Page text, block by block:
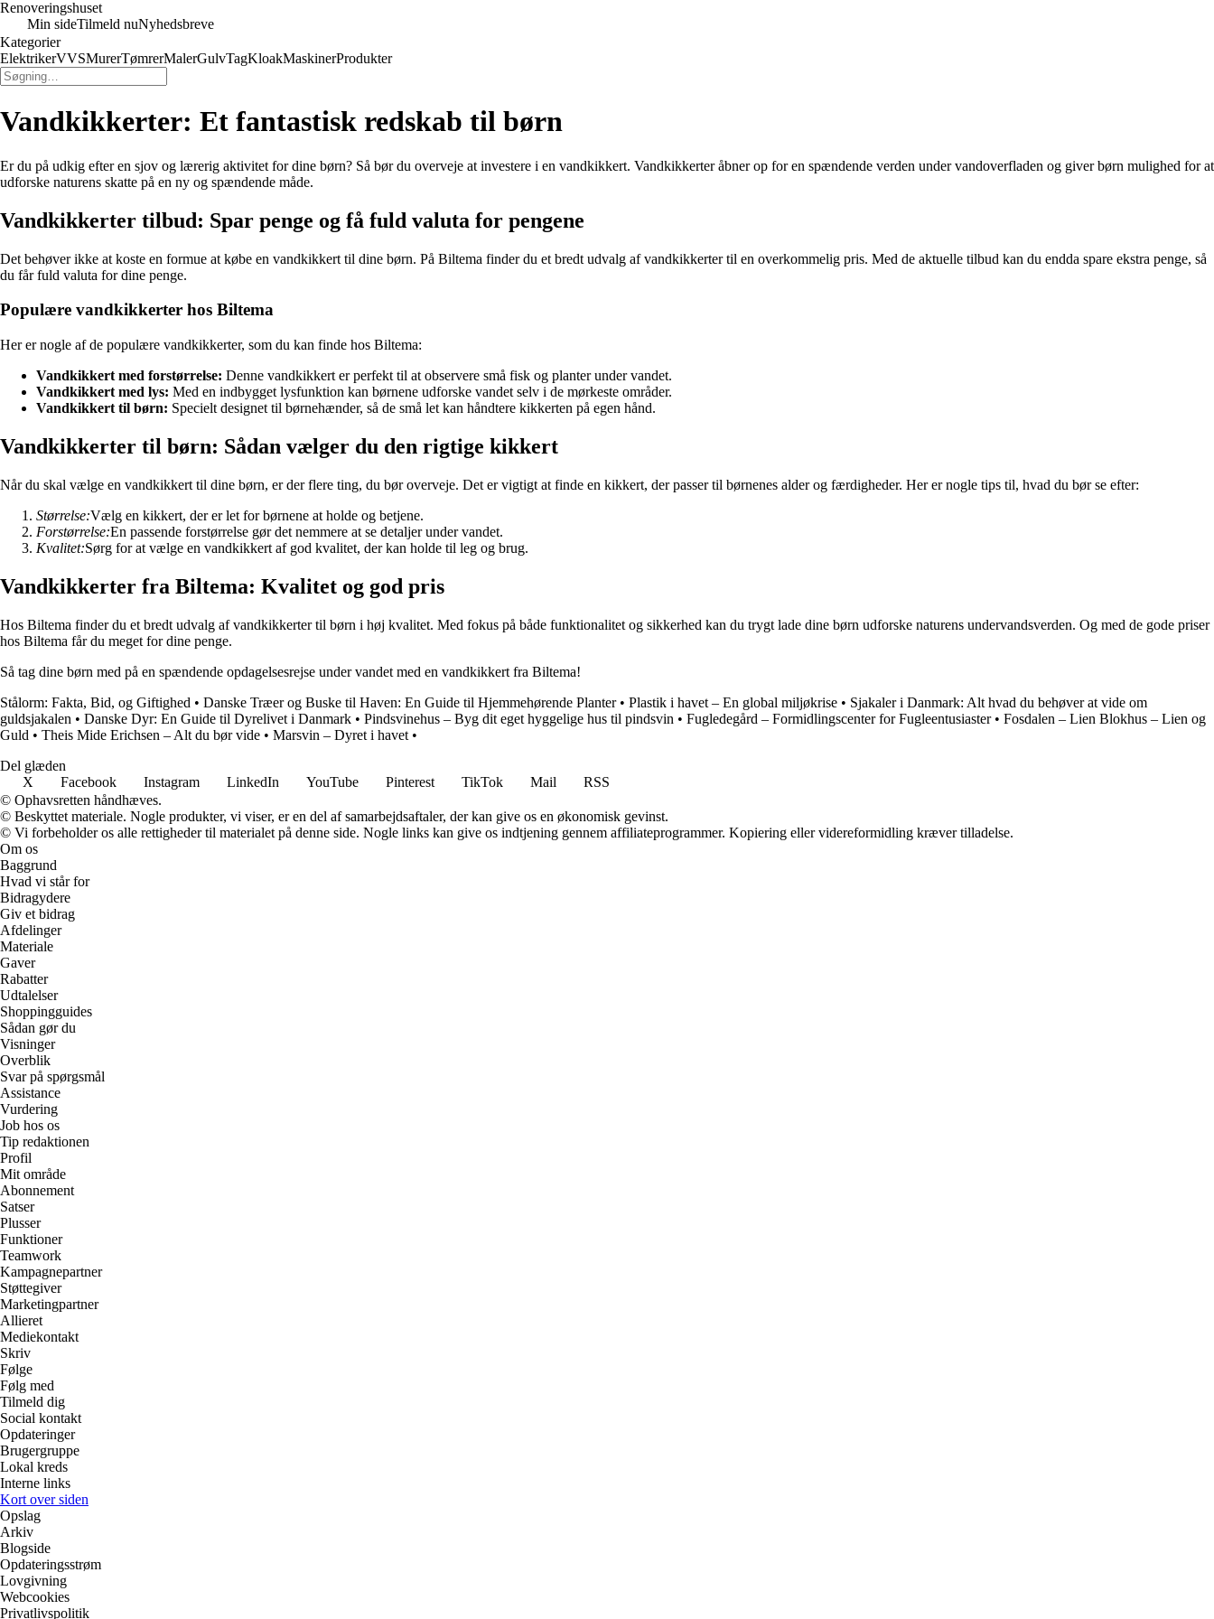
Renoveringshuset
Min sideTilmeld nuNyhedsbreve
Kategorier
ElektrikerVVSMurerTømrerMalerGulvTagKloakMaskinerProdukter
Vandkikkerter: Et fantastisk redskab til børn
Er du på udkig efter en sjov og lærerig aktivitet for dine børn? Så bør du overveje at investere i en vandkikkert. Vandkikkerter åbner op for en spændende verden under vandoverfladen og giver børn mulighed for at
udforske naturens skatte på en ny og spændende måde.
Vandkikkerter tilbud: Spar penge og få fuld valuta for pengene
Det behøver ikke at koste en formue at købe en vandkikkert til dine børn. På Biltema finder du et bredt udvalg af vandkikkerter til en overkommelig pris. Med de aktuelle tilbud kan du endda spare ekstra penge, så
du får fuld valuta for dine penge.
Populære vandkikkerter hos Biltema
Her er nogle af de populære vandkikkerter, som du kan finde hos Biltema:
Vandkikkert med forstørrelse: Denne vandkikkert er perfekt til at observere små fisk og planter under vandet.
Vandkikkert med lys: Med en indbygget lysfunktion kan børnene udforske vandet selv i de mørkeste områder.
Vandkikkert til børn: Specielt designet til børnehænder, så de små let kan håndtere kikkerten på egen hånd.
Vandkikkerter til børn: Sådan vælger du den rigtige kikkert
Når du skal vælge en vandkikkert til dine børn, er der flere ting, du bør overveje. Det er vigtigt at finde en kikkert, der passer til børnenes alder og færdigheder. Her er nogle tips til, hvad du bør se efter:
Størrelse:Vælg en kikkert, der er let for børnene at holde og betjene.
Forstørrelse:En passende forstørrelse gør det nemmere at se detaljer under vandet.
Kvalitet:Sørg for at vælge en vandkikkert af god kvalitet, der kan holde til leg og brug.
Vandkikkerter fra Biltema: Kvalitet og god pris
Hos Biltema finder du et bredt udvalg af vandkikkerter til børn i høj kvalitet. Med fokus på både funktionalitet og sikkerhed kan du trygt lade dine børn udforske naturens undervandsverden. Og med de gode priser
hos Biltema får du meget for dine penge.
Så tag dine børn med på en spændende opdagelsesrejse under vandet med en vandkikkert fra Biltema!
Stålorm: Fakta, Bid, og Giftighed • Danske Træer og Buske til Haven: En Guide til Hjemmehørende Planter• Plastik i havet – En global miljøkrise • Sjakaler i Danmark: Alt hvad du behøver at vide om
guldsjakalen • Danske Dyr: En Guide til Dyrelivet i Danmark • Pindsvinehus – Byg dit eget hyggelige hus til pindsvin • Fugledegård – Formidlingscenter for Fugleentusiaster• Fosdalen – Lien Blokhus – Lien og
Guld • Theis Mide Erichsen – Alt du bør vide • Marsvin – Dyret i havet •
Del glæden
X
Facebook Instagram LinkedIn YouTube Pinterest TikTok Mail
RSS
© Ophavsretten håndhæves.
© Beskyttet materiale. Nogle produkter, vi viser, er en del af samarbejdsaftaler, der kan give os en økonomisk gevinst.
© Vi forbeholder os alle rettigheder til materialet på denne side. Nogle links kan give os indtjening gennem affiliateprogrammer. Kopiering eller videreformidling kræver tilladelse.
Om os
Baggrund
Hvad vi står for
Bidragydere
Giv et bidrag
Afdelinger
Materiale
Gaver
Rabatter
Udtalelser
Shoppingguides
Sådan gør du
Visninger
Overblik
Svar på spørgsmål
Assistance
Vurdering
Job hos os
Tip redaktionen
Profil
Mit område
Abonnement
Satser
Plusser
Funktioner
Teamwork
Kampagnepartner
Støttegiver
Marketingpartner
Allieret
Mediekontakt
Skriv
Følge
Følg med
Tilmeld dig
Social kontakt
Opdateringer
Brugergruppe
Lokal kreds
Interne links
Kort over siden
Opslag
Arkiv
Blogside
Opdateringsstrøm
Lovgivning
Webcookies
Privatlivspolitik